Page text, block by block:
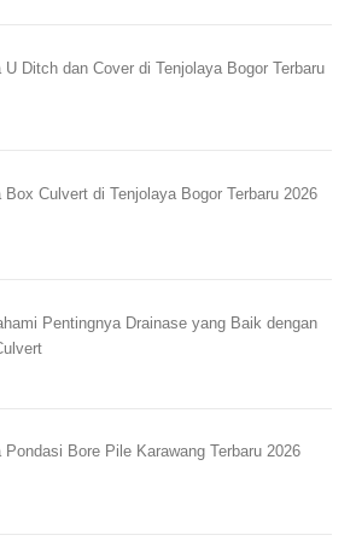
U Ditch dan Cover di Tenjolaya Bogor Terbaru
Box Culvert di Tenjolaya Bogor Terbaru 2026
Pentingnya Drainase yang Baik dengan
Pondasi Bore Pile Karawang Terbaru 2026